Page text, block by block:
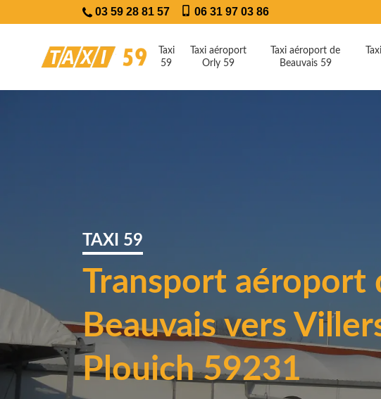
03 59 28 81 57 06 31 97 03 86
Taxi
59
Taxi aéroport
Orly 59
Taxi aéroport de
Beauvais 59
TAXI 59
Transport aéroport
Beauvais vers
Plouich 59231